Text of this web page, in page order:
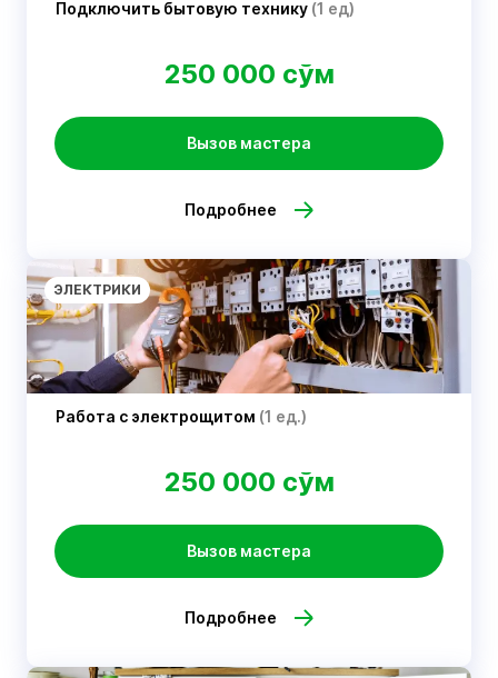
Подключить бытовую технику (1 ед)
250 000 сўм
Вызов мастера
Подробнее
ЭЛЕКТРИКИ
Работа с электрощитом (1 ед.)
250 000 сўм
Вызов мастера
Подробнее